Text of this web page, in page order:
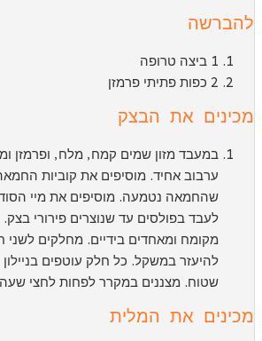
1 ביצה טרופה
2 כפות פתיתי פרמזן
את הבצק
במעבד מזון שמים קמח, מלח, ופרמזן
ערבוב אחיד. מוסיפים את קוביות החמאה
שהחמאה נטמעה. מוסיפים את מיי
לעבד בפולסים עד שנוצרים פירורי בצק.
מקומח ומאחדים בידיים. מחלקים לשני
להיעזר במשקל. כל חלק עוטפים בניילון
שטוח. מצננים במקרר לפחות לחצי
את המלית